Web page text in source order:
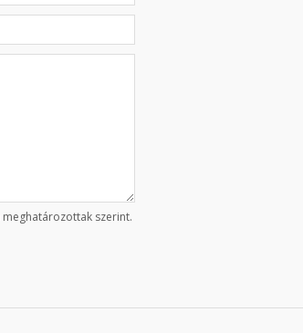
meghatározottak szerint.